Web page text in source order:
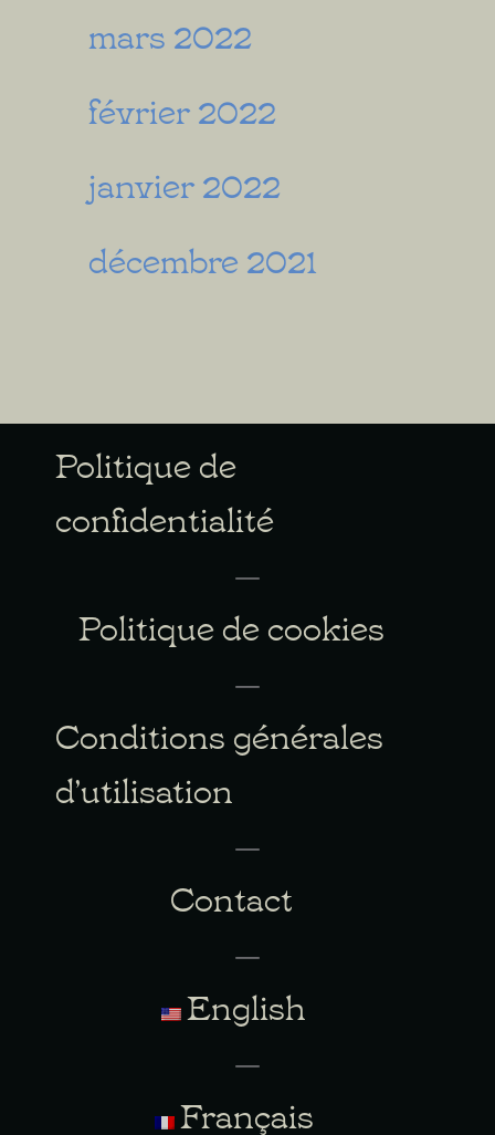
mars 2022
février 2022
janvier 2022
décembre 2021
Politique de
confidentialité
Politique de cookies
Conditions générales
d’utilisation
Contact
English
Français